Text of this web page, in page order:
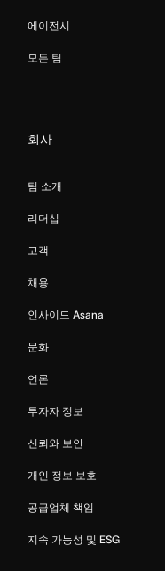
에이전시
모든 팀
회사
팀 소개
리더십
고객
채용
인사이드 Asana
문화
언론
투자자 정보
신뢰와 보안
개인 정보 보호
공급업체 책임
지속 가능성 및 ESG